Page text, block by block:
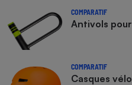
COMPARATIF
Antivols
COMPARATIF
Casques